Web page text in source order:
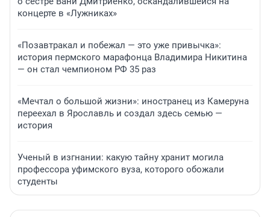
концерте в «Лужниках»
«Позавтракал и побежал — это уже привычка»:
история пермского марафонца Владимира Никитина
— он стал чемпионом РФ 35 раз
«Мечтал о большой жизни»: иностранец из Камеруна
переехал в Ярославль и создал здесь семью —
история
Ученый в изгнании: какую тайну хранит могила
профессора уфимского вуза, которого обожали
студенты